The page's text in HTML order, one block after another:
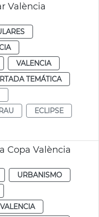
València
VALENCIA
TEMÁTICA
ECLIPSE
Copa València
URBANISMO
VALENCIA